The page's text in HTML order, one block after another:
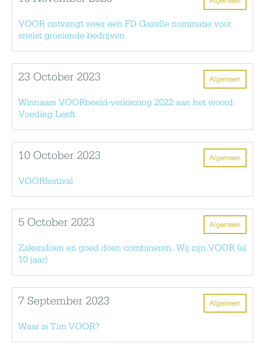
VOOR ontvangt weer een FD Gazelle nominatie voor
snelst groeiende bedrijven.
Algemeen
23 October 2023
Winnaars VOORbeeld-verkiezing 2022 aan het woord:
Voeding Leeft
Algemeen
10 October 2023
VOORfestival
Algemeen
5 October 2023
Zakendoen en goed doen combineren. Wij zijn VOOR (al
10 jaar)
Algemeen
7 September 2023
Waar is Tim VOOR?